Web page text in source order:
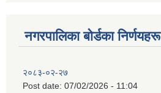
नगरपालिका बाेर्डका निर्णयहरू
२०८३-०२-२७
Post date: 07/02/2026 - 11:04